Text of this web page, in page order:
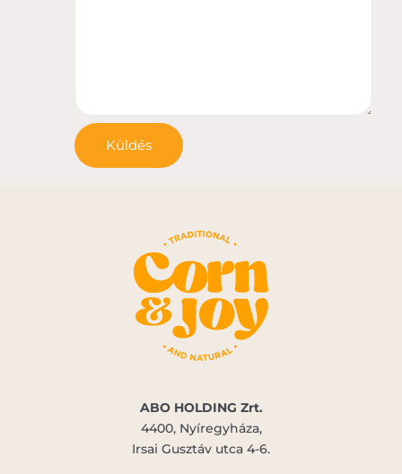
ABO HOLDING Zrt.
4400, Nyíregyháza,
Irsai Gusztáv utca 4-6.